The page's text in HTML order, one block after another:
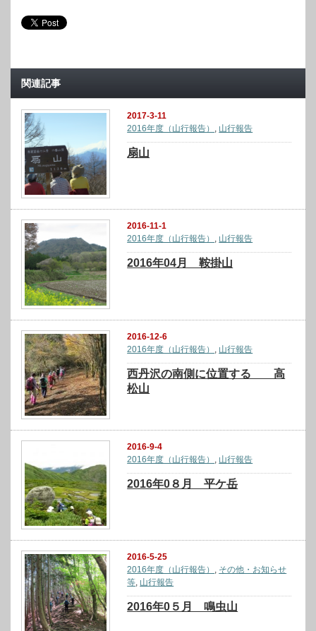
関連記事
2017-3-11
2016年度（山行報告）
山行報告
扇山
2016-11-1
2016年度（山行報告） , 山行報告
2016年04月 鞍掛山
2016-12-6
2016年度（山行報告）
山行報告
西丹沢の南側に位置する 高
松山
2016-9-4
2016年度（山行報告） , 山行報告
2016年0８月 平ケ岳
2016-5-25
2016年度（山行報告） , その他・お知らせ
等, 山行報告
2016年0５月 鳴虫山